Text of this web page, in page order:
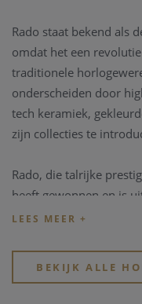
Rado staat bekend als
omdat het een
traditionele
onderscheiden door
tech keramiek,
zijn collecties te
Rado, die talrijke
heeft gewonnen en is
innovatieve
verleggen van de
http://www.Rado.com
BEKIJK ALLE